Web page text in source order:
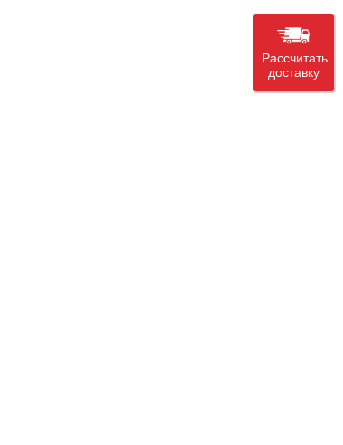
Рассчитать
доставку